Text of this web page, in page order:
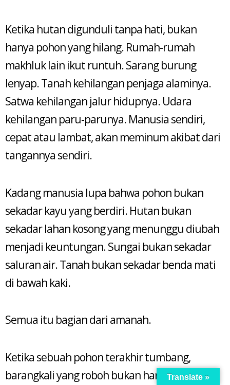
Ketika hutan digunduli tanpa hati, bukan
hanya pohon yang hilang. Rumah-rumah
makhluk lain ikut runtuh. Sarang burung
lenyap. Tanah kehilangan penjaga alaminya.
Satwa kehilangan jalur hidupnya. Udara
kehilangan paru-parunya. Manusia sendiri,
cepat atau lambat, akan meminum akibat dari
tangannya sendiri.
Kadang manusia lupa bahwa pohon bukan
sekadar kayu yang berdiri. Hutan bukan
sekadar lahan kosong yang menunggu diubah
menjadi keuntungan. Sungai bukan sekadar
saluran air. Tanah bukan sekadar benda mati
di bawah kaki.
Semua itu bagian dari amanah.
Ketika sebuah pohon terakhir tumbang,
barangkali yang roboh bukan hanya batang
Translate »